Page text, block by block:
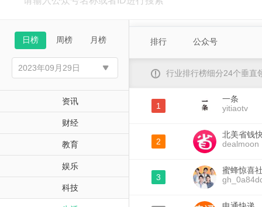
日榜 周榜 月榜
资讯
财经
教育
娱乐
科技
排行 公众号
行业排行榜细分24个垂直
1
一条
yitiaotv
2
北美省钱
dealmoon
3
蜜蜂惊喜